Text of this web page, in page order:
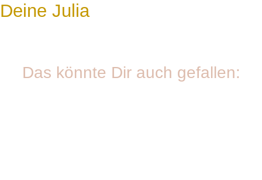
Deine Julia
Das könnte Dir auch gefallen: